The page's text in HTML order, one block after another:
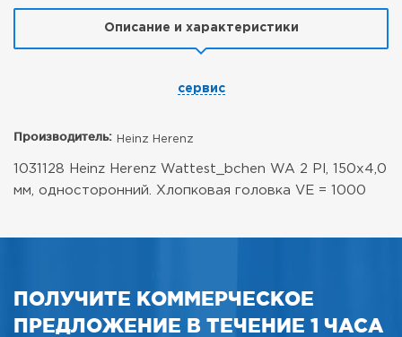
Описание и характеристики
сервис
Производитель: Heinz Herenz
1031128 Heinz Herenz Wattest_bchen WA 2 Pl, 150x4,0
мм, односторонний. Хлопковая головка VE = 1000
ПОЛУЧИТЕ КОММЕРЧЕСКОЕ
ПРЕДЛОЖЕНИЕ В ТЕЧЕНИЕ 1 ЧАСА